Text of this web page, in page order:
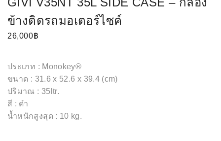
ข้างติดรถมอเตอร์ไซค์
26,000฿
ประเภท : Monokey®
ขนาด : 31.6 x 52.6 x 39.4 (cm)
ปริมาณ : 35ltr.
สี : ดำ
น้ำหนักสูงสุด : 10 kg.